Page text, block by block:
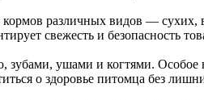
различных видов —
свежесть и безопасность
зубами, ушами и когтями.
о здоровье питомца без